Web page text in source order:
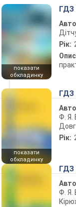
показати
обкладинку
ГДЗ
Рік:
показати
обкладинку
ГДЗ
Ф. Я.
Рік:
ГДЗ
Ф. Я.